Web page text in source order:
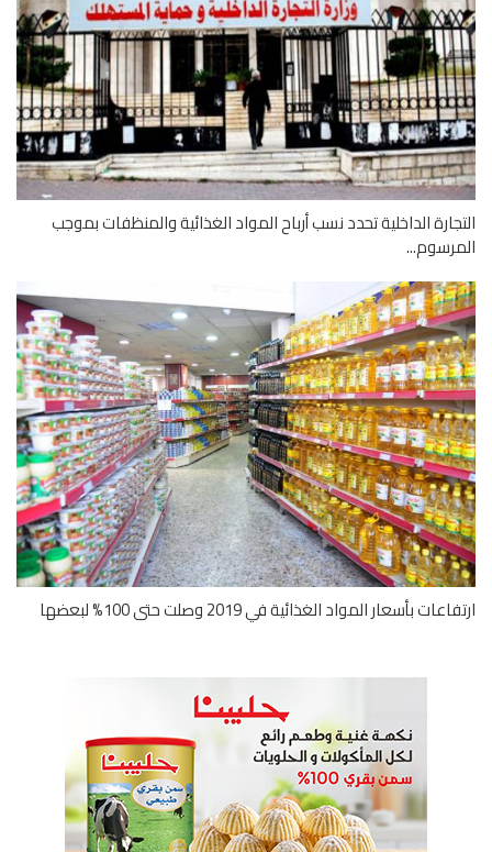
الداخلية تحدد نسب أرباح المواد الغذائية والمنظفات بموجب
بأسعار المواد الغذائية في 2019 وصلت حتى 100% لبعضها